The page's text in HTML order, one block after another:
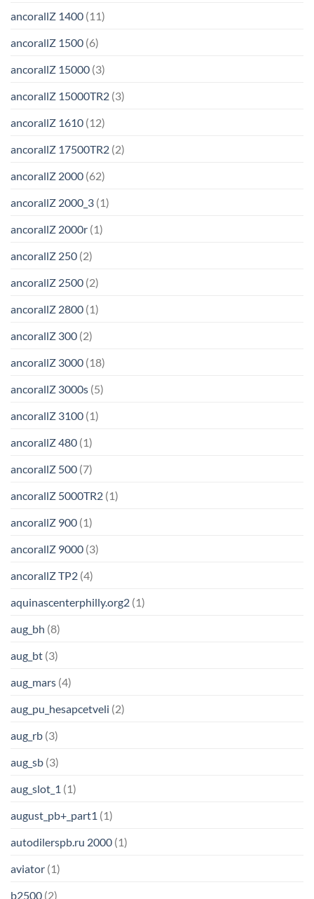
ancorallZ 1400 (11)
ancorallZ 1500 (6)
ancorallZ 15000 (3)
ancorallZ 15000TR2 (3)
ancorallZ 1610 (12)
ancorallZ 17500TR2 (2)
ancorallZ 2000 (62)
ancorallZ 2000_3 (1)
ancorallZ 2000r (1)
ancorallZ 250 (2)
ancorallZ 2500 (2)
ancorallZ 2800 (1)
ancorallZ 300 (2)
ancorallZ 3000 (18)
ancorallZ 3000s (5)
ancorallZ 3100 (1)
ancorallZ 480 (1)
ancorallZ 500 (7)
ancorallZ 5000TR2 (1)
ancorallZ 900 (1)
ancorallZ 9000 (3)
ancorallZ TP2 (4)
aquinascenterphilly.org2 (1)
aug_bh (8)
aug_bt (3)
aug_mars (4)
aug_pu_hesapcetveli (2)
aug_rb (3)
aug_sb (3)
aug_slot_1 (1)
august_pb+_part1 (1)
autodilerspb.ru 2000 (1)
aviator (1)
b2500 (2)